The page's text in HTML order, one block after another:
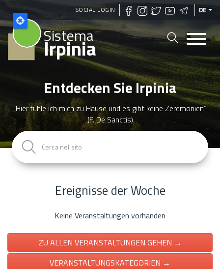
Direkt
zum
Inhalt
SOCIAL LOGIN DE
Sistema
Irpinia
Entdecken Sie Irpinia
„Hier fühle ich mich zu Hause und es gibt keine Zeremonien“
(F. De Sanctis)
Ereignisse der Woche
Keine Veranstaltungen vorhanden
ZU ALLEN VERANSTALTUNGEN GEHEN →
VERANSTALTUNGSKATEGORIEN →